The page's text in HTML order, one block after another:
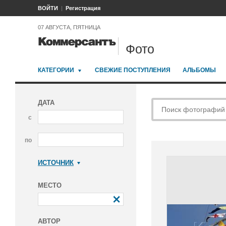
ВОЙТИ Регистрация
07 АВГУСТА, ПЯТНИЦА
Фото
КАТЕГОРИИ СВЕЖИЕ ПОСТУПЛЕНИЯ АЛЬБОМЫ
ДАТА
с
по
ИСТОЧНИК
МЕСТО
АВТОР